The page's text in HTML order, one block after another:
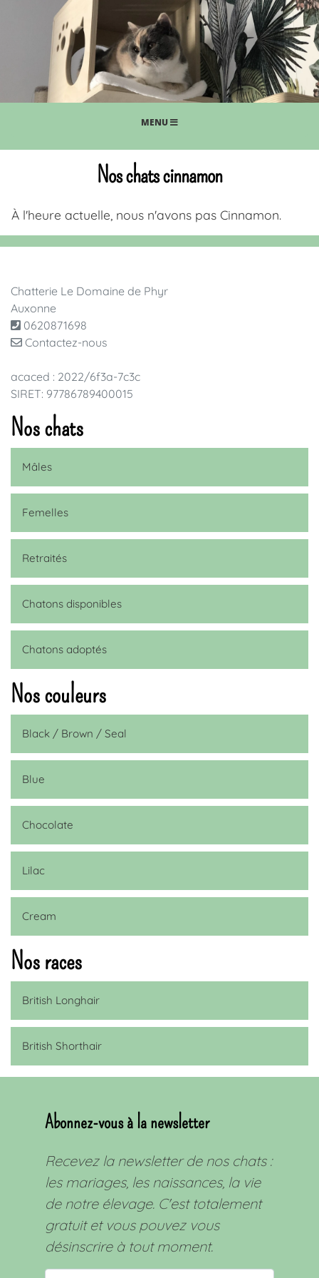
MENU
Nos chats cinnamon
À l'heure actuelle, nous n'avons pas Cinnamon.
Chatterie Le Domaine de Phyr
Auxonne
0620871698
Contactez-nous
acaced : 2022/6f3a-7c3c
SIRET: 97786789400015
Nos chats
Mâles
Femelles
Retraités
Chatons disponibles
Chatons adoptés
Nos couleurs
Black / Brown / Seal
Blue
Chocolate
Lilac
Cream
Nos races
British Longhair
British Shorthair
Abonnez-vous à la newsletter
Recevez la newsletter de nos chats :
les mariages, les naissances, la vie
de notre élevage. C'est totalement
gratuit et vous pouvez vous
désinscrire à tout moment.